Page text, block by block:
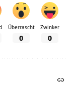
Überrascht
0
Zwinker
0